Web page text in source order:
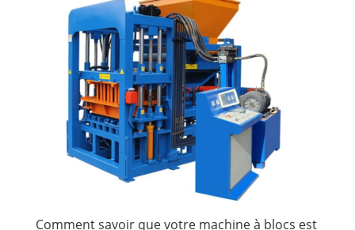
Comment savoir que votre machine à blocs est